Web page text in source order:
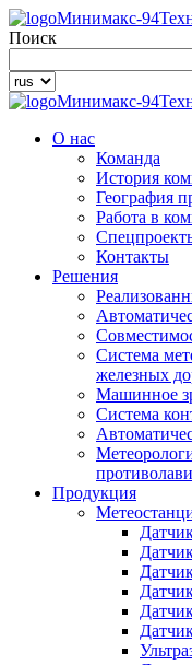
Минимакс-94
Поиск
Минимакс-94
О нас
Команда
История
География
Работа в
Контакты
Решения
Система
железных
Машинное
Система
Продукция